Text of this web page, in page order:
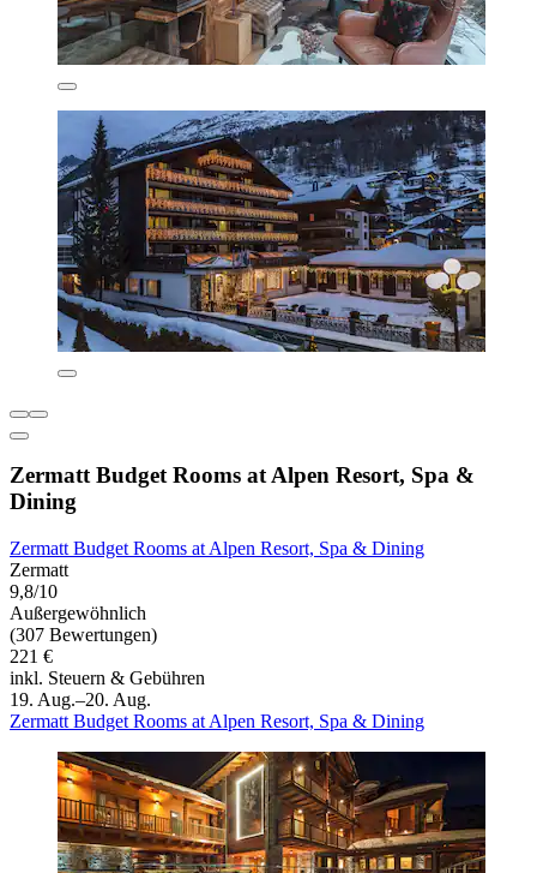
Zermatt Budget Rooms at Alpen Resort, Spa &
Dining
Zermatt Budget Rooms at Alpen Resort, Spa & Dining
Zermatt
9,8/10
Außergewöhnlich
(307 Bewertungen)
221 €
inkl. Steuern & Gebühren
19. Aug.–20. Aug.
Zermatt Budget Rooms at Alpen Resort, Spa & Dining